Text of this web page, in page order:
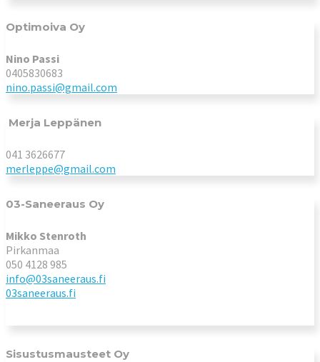
Optimoiva Oy
Nino Passi
0405830683
nino.passi@gmail.com
Merja Leppänen
041 3626677
merleppe@gmail.com
03-Saneeraus Oy
Mikko Stenroth
Pirkanmaa
050 4128 985
info@03saneeraus.fi
03saneeraus.fi
Sisustusmausteet Oy